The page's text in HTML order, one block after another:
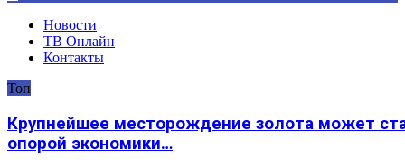
Новости
ТВ Онлайн
Контакты
Топ
Крупнейшее месторождение золота может
опорой экономики…